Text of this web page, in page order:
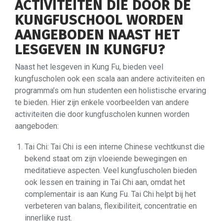
ACTIVITEITEN DIE DOOR DE
KUNGFUSCHOOL WORDEN
AANGEBODEN NAAST HET
LESGEVEN IN KUNGFU?
Naast het lesgeven in Kung Fu, bieden veel
kungfuscholen ook een scala aan andere activiteiten en
programma’s om hun studenten een holistische ervaring
te bieden. Hier zijn enkele voorbeelden van andere
activiteiten die door kungfuscholen kunnen worden
aangeboden:
Tai Chi: Tai Chi is een interne Chinese vechtkunst die
bekend staat om zijn vloeiende bewegingen en
meditatieve aspecten. Veel kungfuscholen bieden
ook lessen en training in Tai Chi aan, omdat het
complementair is aan Kung Fu. Tai Chi helpt bij het
verbeteren van balans, flexibiliteit, concentratie en
innerlijke rust.